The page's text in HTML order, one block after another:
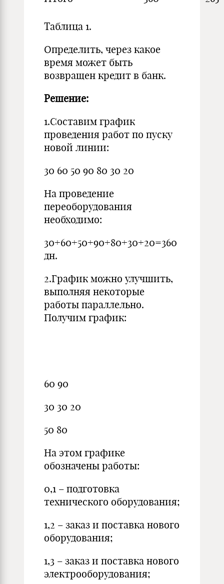
Таблица 1.
Определить, через какое
время может быть
возвращен кредит в банк.
Решение:
1.Составим график
проведения работ по пуску
новой линии:
30 60 50 90 80 30 20
На проведение
переоборудования
необходимо:
30+60+50+90+80+30+20=360
дн.
2.График можно улучшить,
выполняя некоторые
работы параллельно.
Получим график:
60 90
30 30 20
50 80
На этом графике
обозначены работы:
0,1 – подготовка
технического оборудования;
1,2 – заказ и поставка нового
оборудования;
1,3 – заказ и поставка нового
электрооборудования;